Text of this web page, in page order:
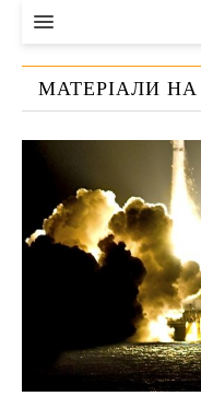
ВЛАДА
ЕКОНОМІКА
СТАРТЕР
КОНТАКТИ
МАТЕРІАЛИ